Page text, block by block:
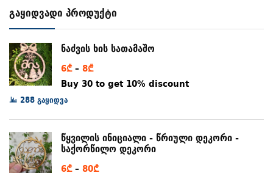
გაყიდვადი პროდუქტი
ნაძვის ხის სათამაშო
6₾ – 8₾Price
range:
Buy 30 to get 10% discount
288 გაყიდვა
წყვილის ინიციალი - წრიული დეკორი -
საქორწილო დეკორი
6₾ – 80₾Price